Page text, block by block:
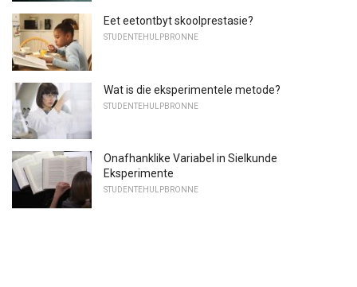
Eet eetontbyt skoolprestasie?
STUDENTEHULPBRONNE
Wat is die eksperimentele metode?
STUDENTEHULPBRONNE
Onafhanklike Variabel in Sielkunde
Eksperimente
STUDENTEHULPBRONNE